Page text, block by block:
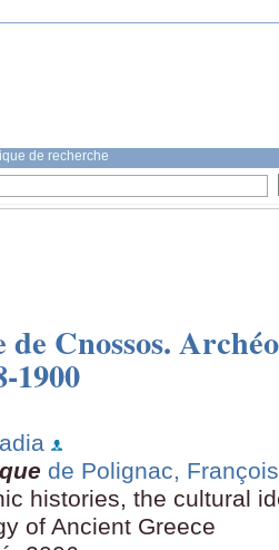
de recherche
Cnossos.
1900
de Polignac, François
histories, the cultural
of Ancient Greece